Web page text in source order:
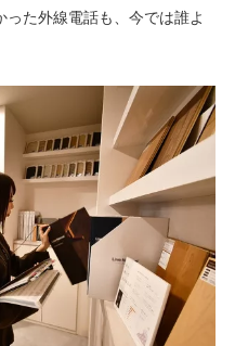
た外線電話も、今では誰よ